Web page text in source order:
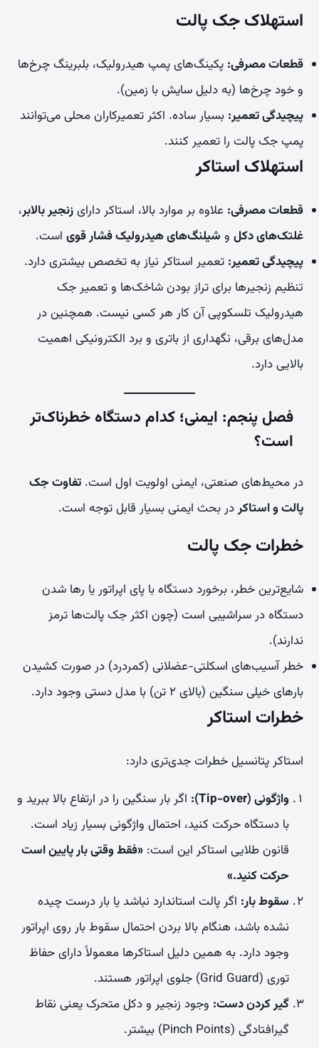
استهلاک جک پالت
قطعات مصرفی: پکینگ‌های پمپ هیدرولیک، بلبرینگ چرخ‌ها
و خود چرخ‌ها (به دلیل سایش با زمین).
پیچیدگی تعمیر: بسیار ساده. اکثر تعمیرکاران محلی می‌توانند
پمپ جک پالت را تعمیر کنند.
استهلاک استاکر
قطعات مصرفی: علاوه بر موارد بالا، استاکر دارایزنجیر بالابر،
غلتک‌های دکل و شیلنگ‌های هیدرولیک فشار قوی است.
پیچیدگی تعمیر: تعمیر استاکر نیاز به تخصص بیشتری دارد.
تنظیم زنجیرها برای تراز بودن شاخک‌ها و تعمیر جک
هیدرولیک تلسکوپی آن کار هر کسی نیست. همچنین در
مدل‌های برقی، نگهداری از باتری و برد الکترونیکی اهمیت
بالایی دارد.
فصل پنجم: ایمنی؛ کدام دستگاه خطرناک‌تر
است؟
در محیط‌های صنعتی، ایمنی اولویت اول است.تفاوت جک
پالت و استاکردر بحث ایمنی بسیار قابل توجه است.
خطرات جک پالت
شایع‌ترین خطر، برخورد دستگاه با پای اپراتور یا رها شدن
دستگاه در سراشیبی است (چون اکثر جک پالت‌ها ترمز
ندارند).
خطر آسیب‌های اسکلتی-عضلانی (کمردرد) در صورت کشیدن
بارهای خیلی سنگین (بالای ۲ تن) با مدل دستی وجود دارد.
خطرات استاکر
استاکر پتانسیل خطرات جدی‌تری دارد:
واژگونی (Tip-over):
اگر بار سنگین را در ارتفاع بالا ببرید و
با دستگاه حرکت کنید، احتمال واژگونی بسیار زیاد است.
قانون طلایی استاکر این است:«فقط وقتی بار پایین است
حرکت کنید.»
سقوط بار: اگر پالت استاندارد نباشد یا بار درست چیده
نشده باشد، هنگام بالا بردن احتمال سقوط بار روی اپراتور
وجود دارد. به همین دلیل استاکرها معمولاً دارای حفاظ
توری (Grid Guard) جلوی اپراتور هستند.
گیر کردن دست: وجود زنجیر و دکل متحرک یعنی نقاط
گیرافتادگی (Pinch Points) بیشتر.